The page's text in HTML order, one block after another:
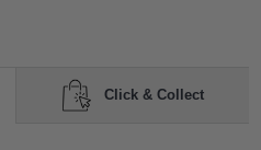
Click & Collect